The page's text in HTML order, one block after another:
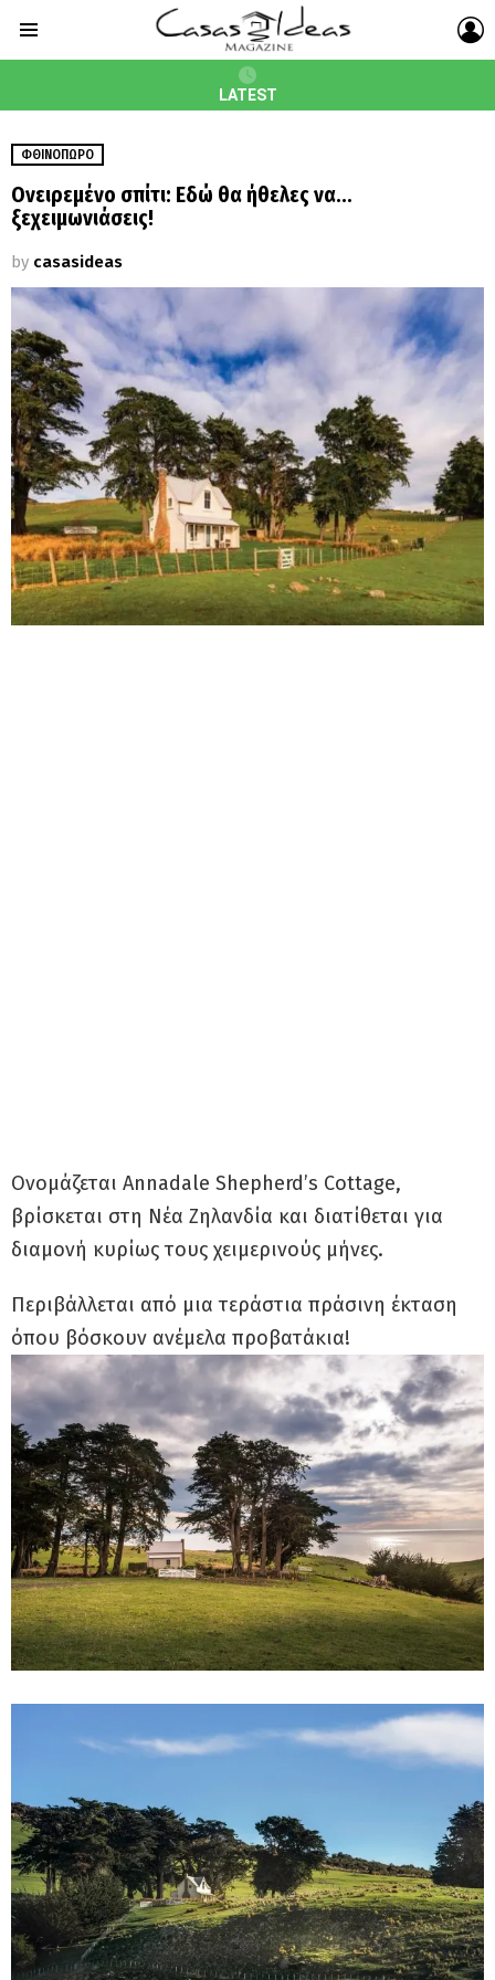
LATEST
ΦΘΙΝΌΠΩΡΟ
Ονειρεμένο σπίτι: Εδώ θα ήθελες να…
ξεχειμωνιάσεις!
by casasideas
Oνομάζεται Annadale Shepherd’s Cottage,
βρίσκεται στη Νέα Ζηλανδία και διατίθεται για
διαμονή κυρίως τους χειμερινούς μήνες.
Περιβάλλεται από μια τεράστια πράσινη έκταση
όπου βόσκουν ανέμελα προβατάκια!